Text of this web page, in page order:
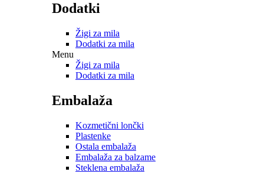
Dodatki
Žigi za mila
Dodatki za mila
Menu
Žigi za mila
Dodatki za mila
Embalaža
Kozmetični lončki
Plastenke
Ostala embalaža
Embalaža za balzame
Steklena embalaža